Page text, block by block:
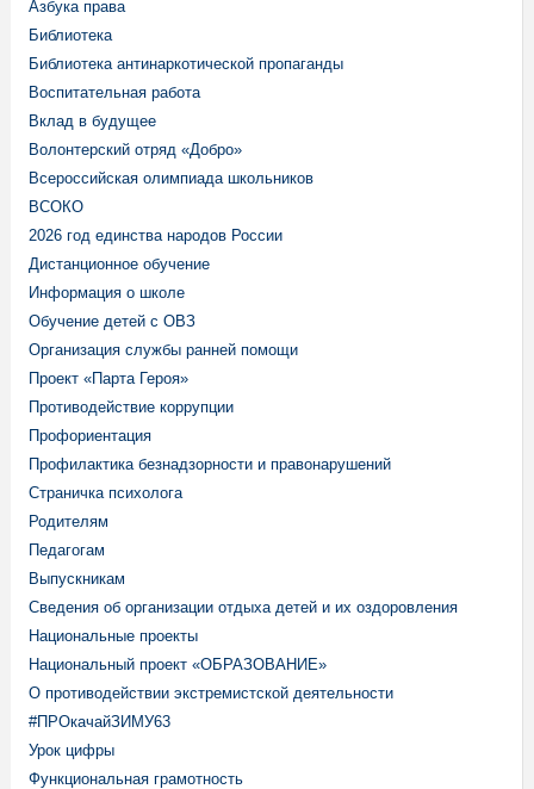
Азбука права
Библиотека
Библиотека антинаркотической пропаганды
Воспитательная работа
Вклад в будущее
Волонтерский отряд «Добро»
Всероссийская олимпиада школьников
ВСОКО
2026 год единства народов России
Дистанционное обучение
Информация о школе
Обучение детей с ОВЗ
Организация службы ранней помощи
Проект «Парта Героя»
Противодействие коррупции
Профориентация
Профилактика безнадзорности и правонарушений
Страничка психолога
Родителям
Педагогам
Выпускникам
Сведения об организации отдыха детей и их оздоровления
Национальные проекты
Национальный проект «ОБРАЗОВАНИЕ»
О противодействии экстремистской деятельности
#ПРОкачайЗИМУ63
Урок цифры
Функциональная грамотность